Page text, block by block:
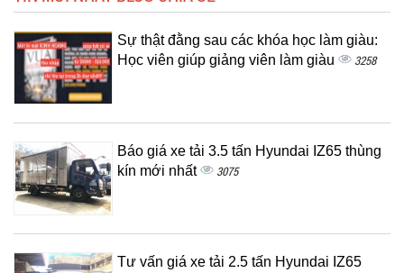
Sự thật đằng sau các khóa học làm giàu:
Học viên giúp giảng viên làm giàu
3258
Báo giá xe tải 3.5 tấn Hyundai IZ65 thùng
kín mới nhất
3075
Tư vấn giá xe tải 2.5 tấn Hyundai IZ65